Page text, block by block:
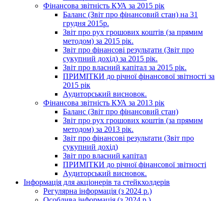
Фінансова звітність КУА за 2015 рік
Баланс (Звіт про фінансовий стан) на 31
грудня 2015р.
Звіт про рух грошових коштів (за прямим
методом) за 2015 рік.
Звіт про фінансові результати (Звіт про
сукупний дохід) за 2015 рік.
Звіт про власний капітал за 2015 рік.
ПРИМІТКИ до річної фінансової звітності за
2015 рік
Аудиторський висновок.
Фінансова звітність КУА за 2013 рік
Баланс (Звіт про фінансовий стан)
Звіт про рух грошових коштів (за прямим
методом) за 2013 рік.
Звіт про фінансові результати (Звіт про
сукупний дохід)
Звіт про власний капітал
ПРИМІТКИ до річної фінансової звітності
Аудиторський висновок.
Інформація для акціонерів та стейкхолдерів
Регулярна інформація (з 2024 р.)